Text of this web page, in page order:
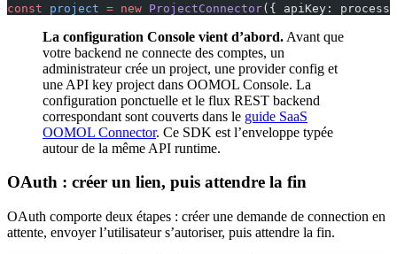
const project = new ProjectConnector({ apiKey:
La configuration Console vient d’abord. Avant que
votre backend ne connecte des comptes, un
administrateur crée un project, une provider config et
une API key project dans OOMOL Console. La
configuration ponctuelle et le flux REST backend
correspondant sont couverts dans le guide SaaS
OOMOL Connector. Ce SDK est l’enveloppe typée
autour de la même API runtime.
OAuth : créer un lien, puis attendre la fin
OAuth comporte deux étapes : créer une demande de connection en
attente, envoyer l’utilisateur s’autoriser, puis attendre la fin.